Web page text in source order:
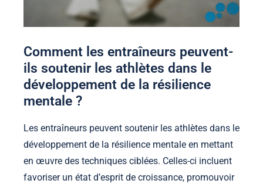
Comment les entraîneurs peuvent-
ils soutenir les athlètes dans le
développement de la résilience
mentale ?
Les entraîneurs peuvent soutenir les athlètes dans le
développement de la résilience mentale en mettant
en œuvre des techniques ciblées. Celles-ci incluent
favoriser un état d’esprit de croissance, promouvoir